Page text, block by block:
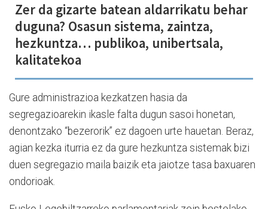
Zer da gizarte batean aldarrikatu behar
duguna? Osasun sistema, zaintza,
hezkuntza… publikoa, unibertsala,
kalitatekoa
Gure administrazioa kezkatzen hasia da
segregazioarekin ikasle falta dugun sasoi honetan,
denontzako “bezerorik” ez dagoen urte hauetan. Beraz,
agian kezka iturria ez da gure hezkuntza sistemak bizi
duen segregazio maila baizik eta jaiotze tasa baxuaren
ondorioak.